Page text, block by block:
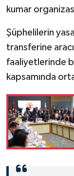
kumar
Şüphelilerin
transferine
faaliyetlerinde
kapsamında